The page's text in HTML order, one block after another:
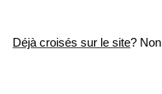
Déjà croisés sur le site? Non